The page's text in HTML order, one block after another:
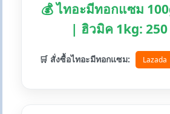
💰 ไทอะมีทอกแซม
| ฮิวมิค 1kg:
🛒 สั่งซื้อไทอะมีทอกแซม: Lazada